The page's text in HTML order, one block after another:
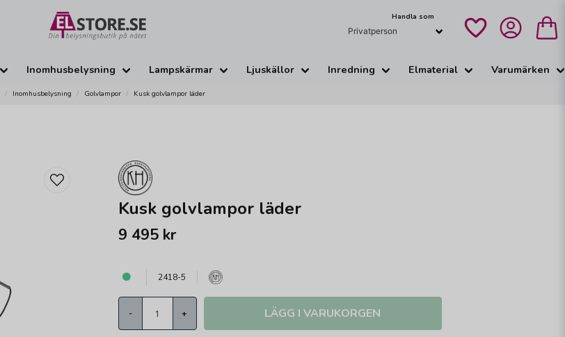
Handla som
Inomhusbelysning Lampskärmar Ljuskällor Inredning Elmaterial Varumärken
Inomhusbelysning Golvlampor Kusk golvlampor läder
Kusk golvlampor läder
9 495 kr
2418-5
- + LÄGG I VARUKORGEN